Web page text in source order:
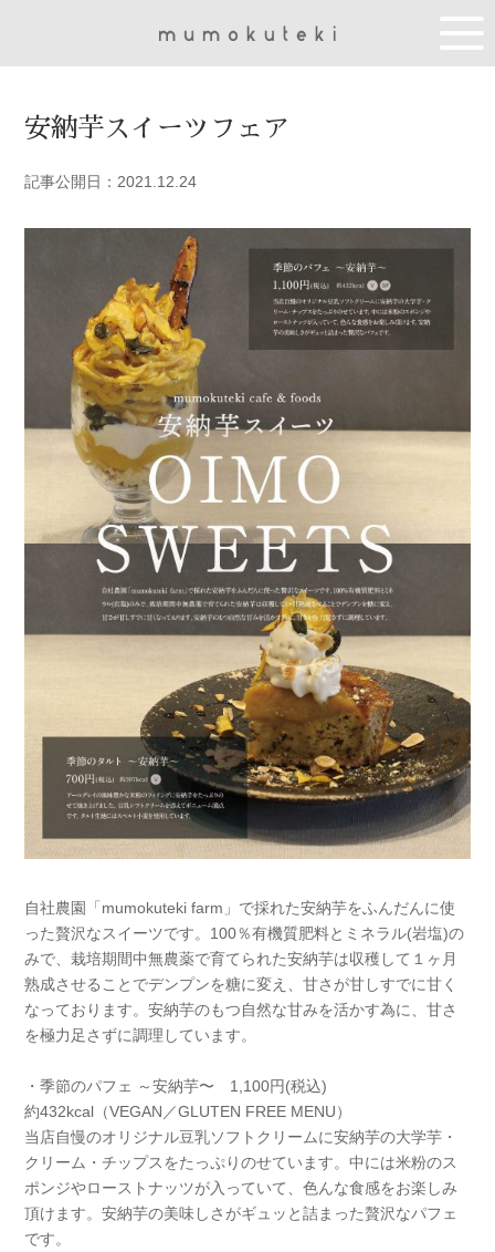
安納芋スイーツフェア
記事公開日：2021.12.24
自社農園「mumokuteki farm」で採れた安納芋をふんだんに使
った贅沢なスイーツです。100％有機質肥料とミネラル(岩塩)の
みで、栽培期間中無農薬で育てられた安納芋は収穫して１ヶ月
熟成させることでデンプンを糖に変え、甘さが甘しすでに甘く
なっております。安納芋のもつ自然な甘みを活かす為に、甘さ
を極力足さずに調理しています。
・季節のパフェ ～安納芋〜 1,100円(税込)
約432kcal（VEGAN／GLUTEN FREE MENU）
当店自慢のオリジナル豆乳ソフトクリームに安納芋の大学芋・
クリーム・チップスをたっぷりのせています。中には米粉のス
ポンジやローストナッツが入っていて、色んな食感をお楽しみ
頂けます。安納芋の美味しさがギュッと詰まった贅沢なパフェ
です。